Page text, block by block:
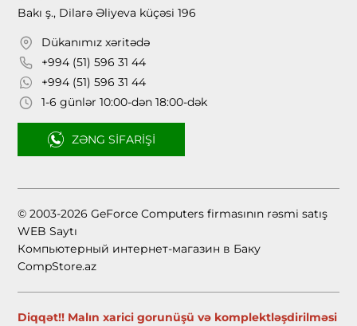
Bakı ş., Dilarə Əliyeva küçəsi 196
Dükanımız xəritədə
+994 (51) 596 31 44
+994 (51) 596 31 44
1-6 günlər 10:00-dən 18:00-dək
ZƏNG SIFARIŞI
© 2003-2026 GeForce Computers firmasının rəsmi satış
WEB Saytı
Компьютерный интернет-магазин в Баку
CompStore.az
Diqqət!! Malın xarici gorunüşü və komplektləşdirilməsi